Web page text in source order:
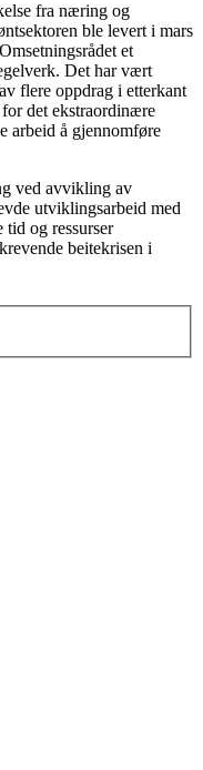
fra næring og
ble levert i mars
et
Det har vært
flere oppdrag i etterkant
det ekstraordinære
arbeid å gjennomføre
ved avvikling av
utviklingsarbeid med
tid og ressurser
beitekrisen i